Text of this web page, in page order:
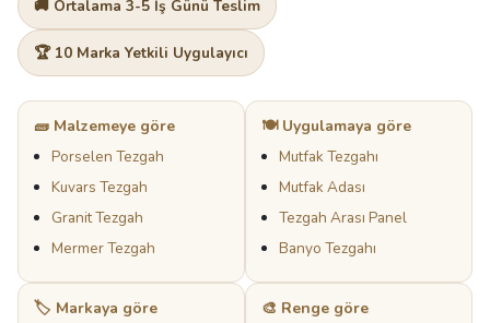
🚚 Ortalama 3-5 İş Günü Teslim
🏆 10 Marka Yetkili Uygulayıcı
🧱 Malzemeye göre
Porselen Tezgah
Kuvars Tezgah
Granit Tezgah
Mermer Tezgah
🍽️ Uygulamaya göre
Mutfak Tezgahı
Mutfak Adası
Tezgah Arası Panel
Banyo Tezgahı
🏷️ Markaya göre
🎨 Renge göre